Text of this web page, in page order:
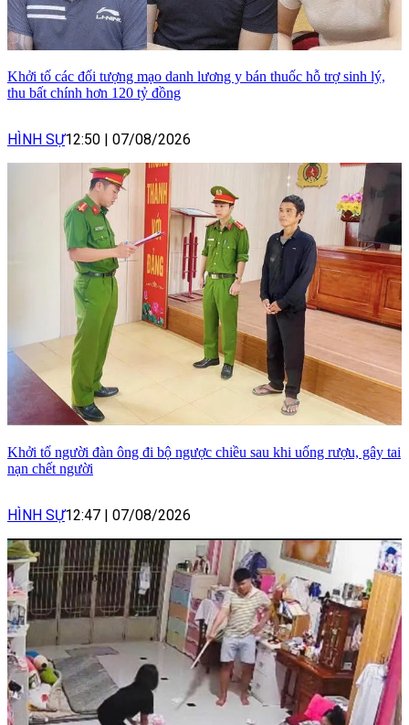
Khởi tố các đối tượng mạo danh lương y bán thuốc hỗ trợ sinh lý,
thu bất chính hơn 120 tỷ đồng
HÌNH SỰ12:50 | 07/08/2026
Khởi tố người đàn ông đi bộ ngược chiều sau khi uống rượu, gây tai
nạn chết người
HÌNH SỰ12:47 | 07/08/2026